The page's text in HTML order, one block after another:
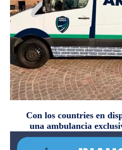
Con los countries en
una ambulancia